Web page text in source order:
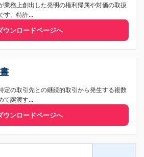
業務上創出した発明の権利帰属や対価の取扱
す。特許...
ウンロードページへ
定の取引先との継続的取引から発生する複数
て譲渡す...
ウンロードページへ